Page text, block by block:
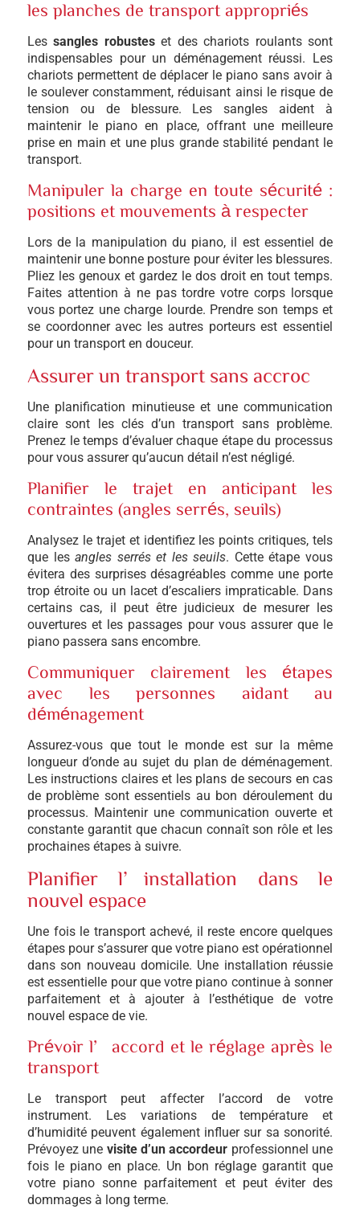
les planches de transport appropriés
Lessangles robusteset des chariots roulants sont
indispensables pour un déménagement réussi. Les
chariots permettent de déplacer le piano sans avoir à
le soulever constamment, réduisant ainsi le risque de
tension ou de blessure. Les sangles aident à
maintenir le piano en place, offrant une meilleure
prise en main et une plus grande stabilité pendant le
transport.
Manipuler la charge en toute sécurité :
positions et mouvements à respecter
Lors de la manipulation du piano, il est essentiel de
maintenir une bonne posture pour éviter les blessures.
Pliez les genoux et gardez le dos droit en tout temps.
Faites attention à ne pas tordre votre corps lorsque
vous portez une charge lourde. Prendre son temps et
se coordonner avec les autres porteurs est essentiel
pour un transport en douceur.
Assurer un transport sans accroc
Une planification minutieuse et une communication
claire sont les clés d’un transport sans problème.
Prenez le temps d’évaluer chaque étape du processus
pour vous assurer qu’aucun détail n’est négligé.
Planifier le trajet en anticipant les
contraintes (angles serrés, seuils)
Analysez le trajet et identifiez les points critiques, tels
que lesangles serrés et les seuils. Cette étape vous
évitera des surprises désagréables comme une porte
trop étroite ou un lacet d’escaliers impraticable. Dans
certains cas, il peut être judicieux de mesurer les
ouvertures et les passages pour vous assurer que le
piano passera sans encombre.
Communiquer clairement les étapes
avec les personnes aidant au
déménagement
Assurez-vous que tout le monde est sur la même
longueur d’onde au sujet du plan de déménagement.
Les instructions claires et les plans de secours en cas
de problème sont essentiels au bon déroulement du
processus. Maintenir une communication ouverte et
constante garantit que chacun connaît son rôle et les
prochaines étapes à suivre.
Planifier l’installation dans le
nouvel espace
Une fois le transport achevé, il reste encore quelques
étapes pour s’assurer que votre piano est opérationnel
dans son nouveau domicile. Une installation réussie
est essentielle pour que votre piano continue à sonner
parfaitement et à ajouter à l’esthétique de votre
nouvel espace de vie.
Prévoir l’accord et le réglage après le
transport
Le transport peut affecter l’accord de votre
instrument. Les variations de température et
d’humidité peuvent également influer sur sa sonorité.
Prévoyez une visite d’un accordeur professionnel une
fois le piano en place. Un bon réglage garantit que
votre piano sonne parfaitement et peut éviter des
dommages à long terme.